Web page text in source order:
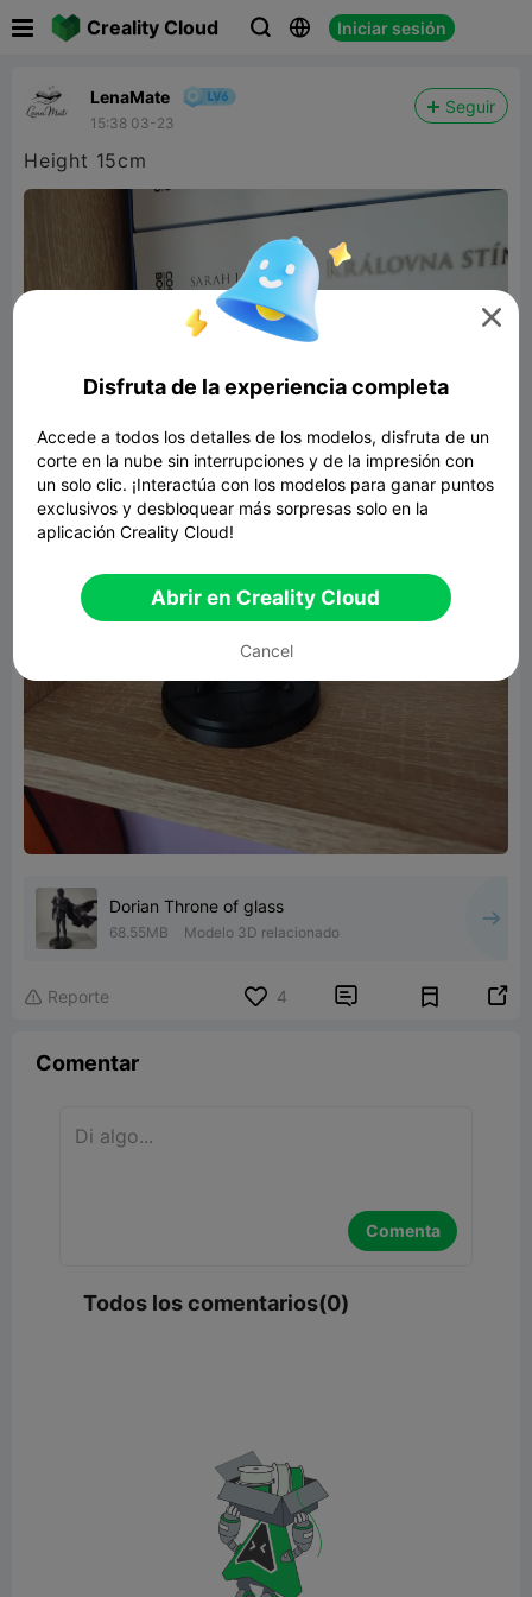
Creality Cloud   Iniciar sesión
LenaMate
15:38 03-23
Seguir
Height 15cm
Dorian Throne of glass
68.55MB Modelo 3D relacionado
 Reporte 4  
Comentar
Comenta
Todos los comentarios(0)

Disfruta de la experiencia completa
Accede a todos los detalles de los modelos, disfruta de un
corte en la nube sin interrupciones y de la impresión con
un solo clic. ¡Interactúa con los modelos para ganar puntos
exclusivos y desbloquear más sorpresas solo en la
aplicación Creality Cloud!
Abrir en Creality Cloud
Cancel